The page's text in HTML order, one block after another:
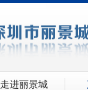
走进丽景城